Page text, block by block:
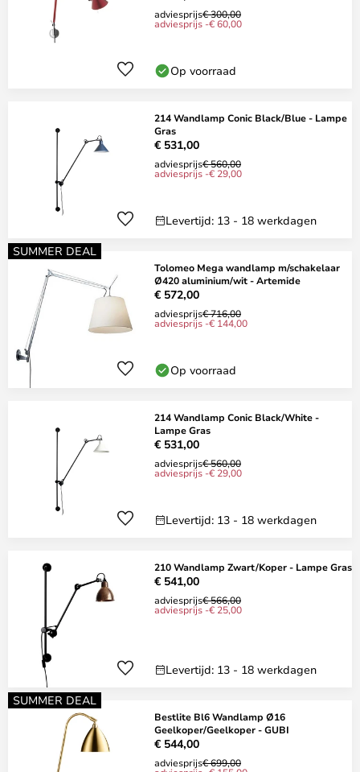
adviesprijs€ 300,00
adviesprijs -€ 60,00
Op voorraad
214 Wandlamp Conic Black/Blue - Lampe
Gras
€ 531,00
adviesprijs€ 560,00
adviesprijs -€ 29,00
Levertijd: 13 - 18 werkdagen
SUMMER DEAL
Tolomeo Mega wandlamp m/schakelaar
Ø420 aluminium/wit - Artemide
€ 572,00
adviesprijs€ 716,00
adviesprijs -€ 144,00
Op voorraad
214 Wandlamp Conic Black/White -
Lampe Gras
€ 531,00
adviesprijs€ 560,00
adviesprijs -€ 29,00
Levertijd: 13 - 18 werkdagen
210 Wandlamp Zwart/Koper - Lampe Gras
€ 541,00
adviesprijs€ 566,00
adviesprijs -€ 25,00
Levertijd: 13 - 18 werkdagen
SUMMER DEAL
Bestlite Bl6 Wandlamp Ø16
Geelkoper/Geelkoper - GUBI
€ 544,00
adviesprijs€ 699,00